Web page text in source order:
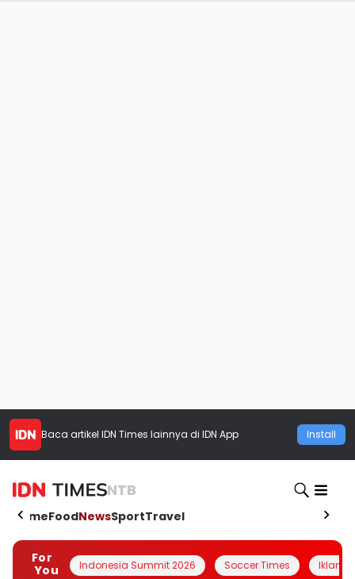
Baca artikel IDN Times lainnya di IDN App Install
NTB
HomeFoodNewsSportTravel
For
You
Indonesia Summit 2026 Soccer Times Iklanin